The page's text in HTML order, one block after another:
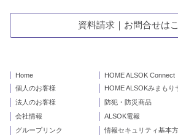
資料請求｜お問合せは
Home
個人のお客様
法人のお客様
会社情報
グループリンク
HOME ALSOK Connect
HOME ALSOKみまもり
防犯・防災商品
ALSOK電報
情報セキュリティ基本